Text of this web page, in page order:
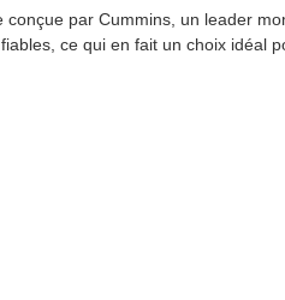
par Cummins, un leader
ce qui en fait un choix idéal